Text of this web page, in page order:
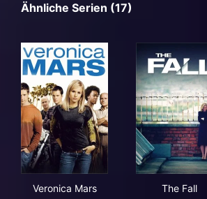
Ähnliche Serien (17)
Veronica Mars The Fall